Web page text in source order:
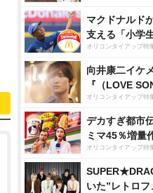
マクドナルド
支える「小学
オリコンタイアップ特
向井康二イケ
『（LOVE
オリコンタイアップ特
デカすぎ都市
ミマ45％増量
オリコンタイアップ特
いた”レトロフ